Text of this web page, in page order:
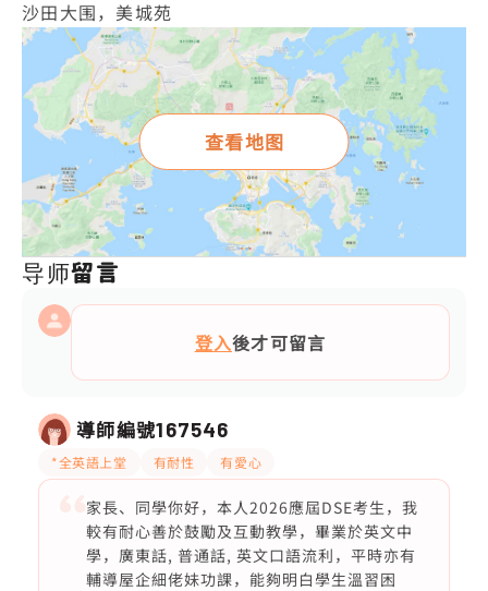
沙田大围，美城苑
查看地图
导师留言
登入後才可留言
導師編號167546
*全英語上堂 有耐性 有愛心
家長、同學你好，本人2026應屆DSE考生，我
較有耐心善於鼓勵及互動教學，畢業於英文中
學，廣東話, 普通話, 英文口語流利，平時亦有
輔導屋企細佬妹功課，能夠明白學生溫習困